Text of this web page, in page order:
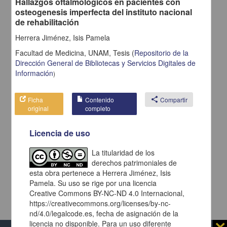
osteogenesis imperfecta del instituto nacional
de rehabilitación
Herrera Jiménez, Isis Pamela
Facultad de Medicina, UNAM, Tesis (Repositorio de la
Dirección General de Bibliotecas y Servicios Digitales de
Información)
Ficha
original
Contenido
completo
share Compartir
Licencia de uso
La titularidad de los
derechos patrimoniales de
esta obra pertenece a Herrera Jiménez, Isis
Pamela. Su uso se rige por una licencia
Creative Commons BY-NC-ND 4.0 Internacional,
https://creativecommons.org/licenses/by-nc-
nd/4.0/legalcode.es, fecha de asignación de la
licencia no disponible. Para un uso diferente